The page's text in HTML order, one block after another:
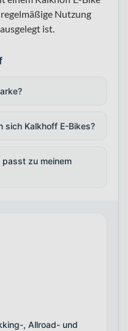
Nutzung
ist.
sich Kalkhoff E-Bikes?
zu meinem
, Allroad- und